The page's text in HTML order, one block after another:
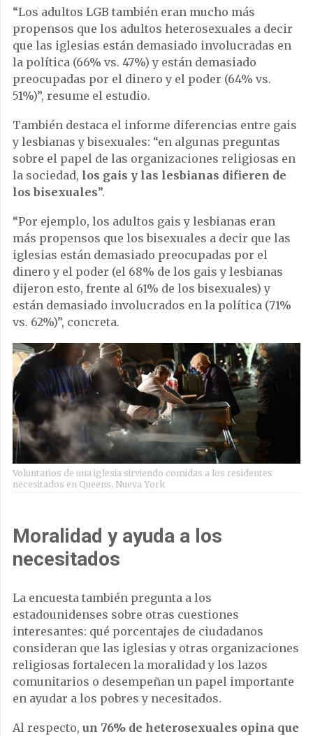
“Los adultos LGB también eran mucho más
propensos que los adultos heterosexuales a decir
que las iglesias están demasiado involucradas en
la política (66% vs. 47%) y están demasiado
preocupadas por el dinero y el poder (64% vs.
51%)”, resume el estudio.
También destaca el informe diferencias entre gais
y lesbianas y bisexuales: “en algunas preguntas
sobre el papel de las organizaciones religiosas en
la sociedad, los gais y las lesbianas difieren de
los bisexuales”.
“Por ejemplo, los adultos gais y lesbianas eran
más propensos que los bisexuales a decir que las
iglesias están demasiado preocupadas por el
dinero y el poder (el 68% de los gais y lesbianas
dijeron esto, frente al 61% de los bisexuales) y
están demasiado involucrados en la política (71%
vs. 62%)”, concreta.
Voluntarios de una iglesia sirviendo comidas a los residentes
necesitados en Queens, Nueva York
Moralidad y ayuda a los
necesitados
La encuesta también pregunta a los
estadounidenses sobre otras cuestiones
interesantes: qué porcentajes de ciudadanos
consideran que las iglesias y otras organizaciones
religiosas fortalecen la moralidad y los lazos
comunitarios o desempeñan un papel importante
en ayudar a los pobres y necesitados.
Al respecto, un 76% de heterosexuales opina que